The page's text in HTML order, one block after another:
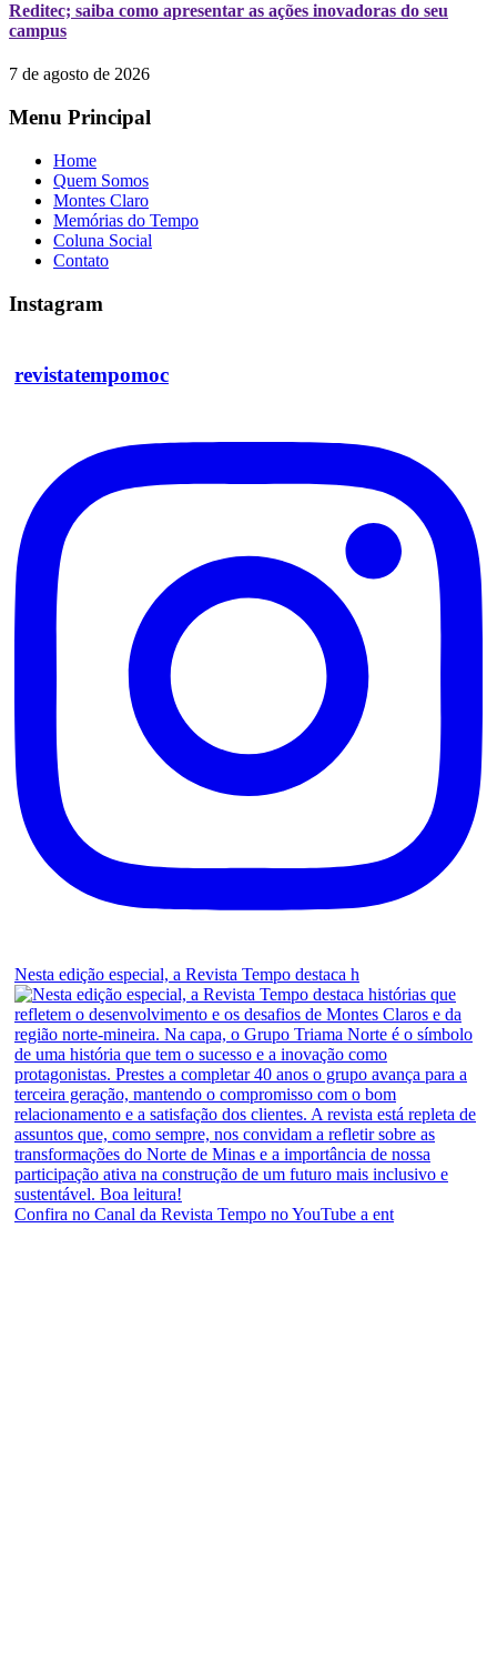
Reditec; saiba como apresentar as ações inovadoras do seu
campus
7 de agosto de 2026
Menu Principal
Home
Quem Somos
Montes Claro
Memórias do Tempo
Coluna Social
Contato
Instagram
revistatempomoc
Nesta edição especial, a Revista Tempo destaca h
Confira no Canal da Revista Tempo no YouTube a ent